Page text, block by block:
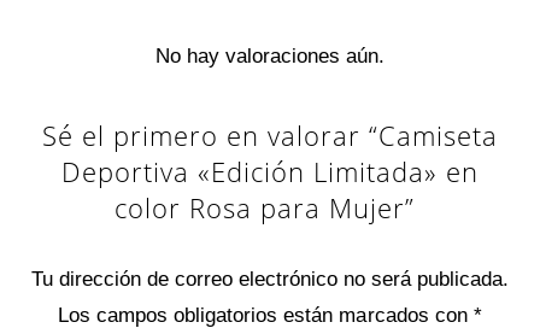
No hay valoraciones aún.
Sé el primero en valorar “Camiseta
Deportiva «Edición Limitada» en
color Rosa para Mujer”
Tu dirección de correo electrónico no será publicada.
Los campos obligatorios están marcados con *